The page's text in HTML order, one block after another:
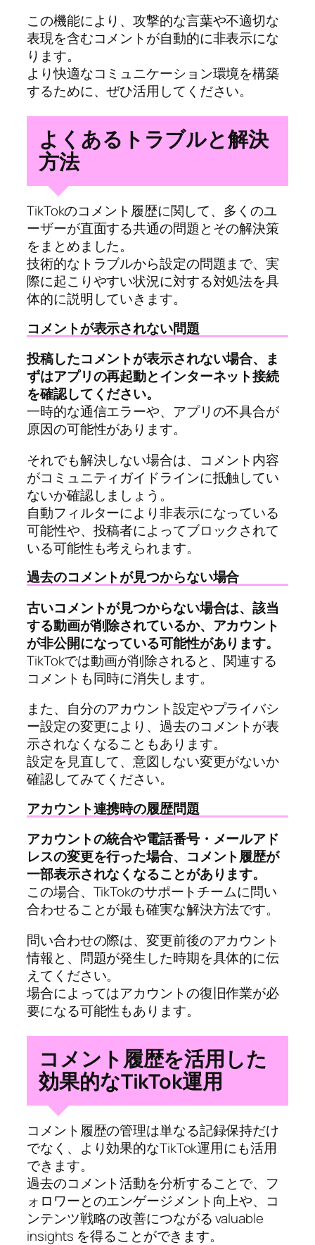
この機能により、攻撃的な言葉や不適切な
表現を含むコメントが自動的に非表示にな
ります。
より快適なコミュニケーション環境を構築
するために、ぜひ活用してください。
よくあるトラブルと解決
方法
TikTokのコメント履歴に関して、多くのユ
ーザーが直面する共通の問題とその解決策
をまとめました。
技術的なトラブルから設定の問題まで、実
際に起こりやすい状況に対する対処法を具
体的に説明していきます。
コメントが表示されない問題
投稿したコメントが表示されない場合、ま
ずはアプリの再起動とインターネット接続
を確認してください。
一時的な通信エラーや、アプリの不具合が
原因の可能性があります。
それでも解決しない場合は、コメント内容
がコミュニティガイドラインに抵触してい
ないか確認しましょう。
自動フィルターにより非表示になっている
可能性や、投稿者によってブロックされて
いる可能性も考えられます。
過去のコメントが見つからない場合
古いコメントが見つからない場合は、該当
する動画が削除されているか、アカウント
が非公開になっている可能性があります。
TikTokでは動画が削除されると、関連する
コメントも同時に消失します。
また、自分のアカウント設定やプライバシ
ー設定の変更により、過去のコメントが表
示されなくなることもあります。
設定を見直して、意図しない変更がないか
確認してみてください。
アカウント連携時の履歴問題
アカウントの統合や電話番号・メールアド
レスの変更を行った場合、コメント履歴が
一部表示されなくなることがあります。
この場合、TikTokのサポートチームに問い
合わせることが最も確実な解決方法です。
問い合わせの際は、変更前後のアカウント
情報と、問題が発生した時期を具体的に伝
えてください。
場合によってはアカウントの復旧作業が必
要になる可能性もあります。
コメント履歴を活用した
効果的なTikTok運用
コメント履歴の管理は単なる記録保持だけ
でなく、より効果的なTikTok運用にも活用
できます。
過去のコメント活動を分析することで、フ
ォロワーとのエンゲージメント向上や、コ
ンテンツ戦略の改善につながる valuable
insights を得ることができます。